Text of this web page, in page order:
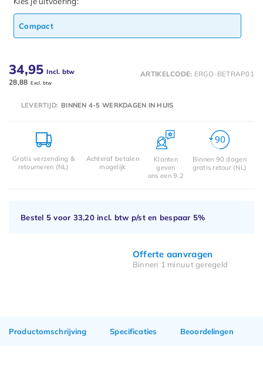
Compact
34,95 Incl. btw
28,88 Excl. btw
ARTIKELCODE: ERGO-BETRAP01
LEVERTIJD: BINNEN 4-5 WERKDAGEN IN HUIS
Gratis verzending &
retourneren (NL)
Achteraf betalen
mogelijk
Klanten
geven
ons een 9.2
Binnen 90 dagen
gratis retour (NL)
Bestel 5 voor 33,20incl. btw p/st en bespaar 5%
Offerte aanvragen
Binnen 1 minuut geregeld
Productomschrijving Specificaties Beoordelingen